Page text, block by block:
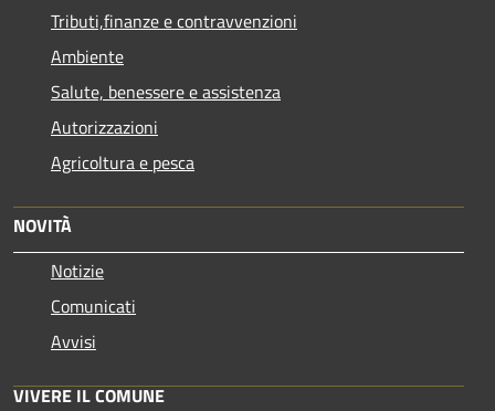
Tributi,finanze e contravvenzioni
Ambiente
Salute, benessere e assistenza
Autorizzazioni
Agricoltura e pesca
NOVITÀ
Notizie
Comunicati
Avvisi
VIVERE IL COMUNE